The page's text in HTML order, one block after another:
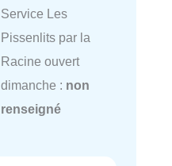
Service Les
Pissenlits par la
Racine ouvert
dimanche : non
renseigné